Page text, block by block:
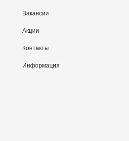
Вакансии
Акции
Контакты
Информация